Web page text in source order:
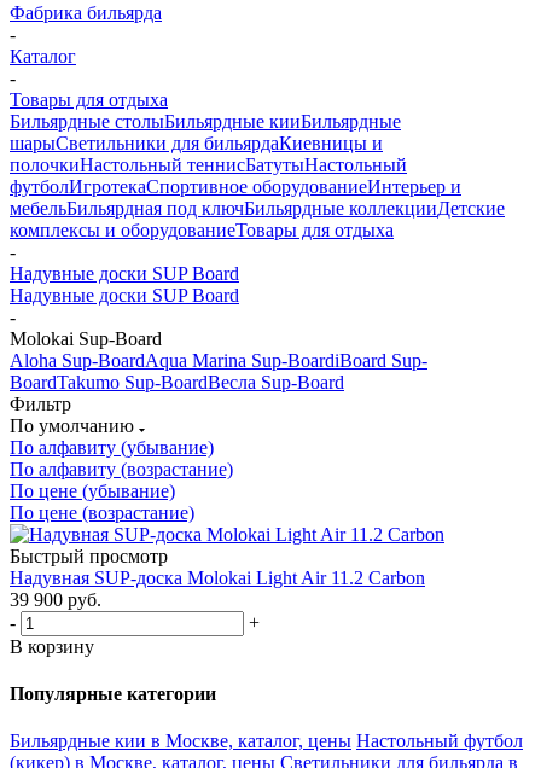
Фабрика бильярда
-
Каталог
-
Товары для отдыха
Бильярдные столыБильярдные кииБильярдные
шарыСветильники для бильярдаКиевницы и
полочкиНастольный теннисБатутыНастольный
футболИгротекаСпортивное оборудованиеИнтерьер и
мебельБильярдная под ключБильярдные коллекцииДетские
комплексы и оборудованиеТовары для отдыха
-
Надувные доски SUP Board
Надувные доски SUP Board
-
Molokai Sup-Board
Aloha Sup-BoardAqua Marina Sup-BoardiBoard Sup-
BoardTakumo Sup-BoardВесла Sup-Board
Фильтр
По умолчанию
По алфавиту (убывание)
По алфавиту (возрастание)
По цене (убывание)
По цене (возрастание)
Быстрый просмотр
Надувная SUP-доска Molokai Light Air 11.2 Carbon
39 900 руб.
-
+
В корзину
Популярные категории
Бильярдные кии в Москве, каталог, цены Настольный футбол
(кикер) в Москве, каталог, цены Светильники для бильярда в